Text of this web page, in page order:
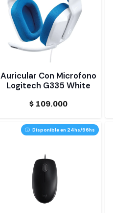
Auricular Con Microfono
Logitech G335 White
$109.000
Disponible en 24hs/96hs